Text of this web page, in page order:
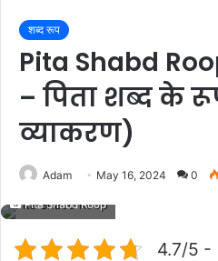
शब्द रूप
Pita Shabd
– पिता शब्द के
व्याकरण)
Adam May 16, 2024 0
Pita Shabd Roop
4.7/5 -